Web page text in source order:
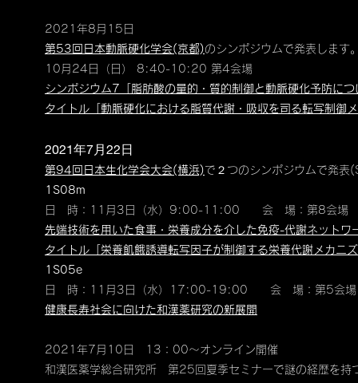
2021年8月15日
第53回日本動脈硬化学会(京都)のシンポジウムで発表します
10月24日（日） 8:40-10:20 第4会場
シンポジウム7「脂肪酸の量的・質的制御と動脈硬化予防につ
タイトル「動脈硬化における脂質代謝・吸収を司る転写制御
2021年7月22日
第94回日本生化学会大会(横浜)で２つのシンポジウムで発
1S08m
日 時：11月3日（水）9:00-11:00 会 場：第8会場
先端技術を用いた食事・栄養成分を介した免疫-代謝ネットワ
タイトル「栄養飢餓誘導転写因子が制御する栄養代謝メカニ
1S05e
日 時：11月3日（水）17:00-19:00 会 場：第5会場
健康長寿社会に向けた和漢薬研究の新展開
2021年7月10日 13：00～オンライン開催
和漢医薬学総合研究所 第25回夏季セミナーで謎の経歴を持